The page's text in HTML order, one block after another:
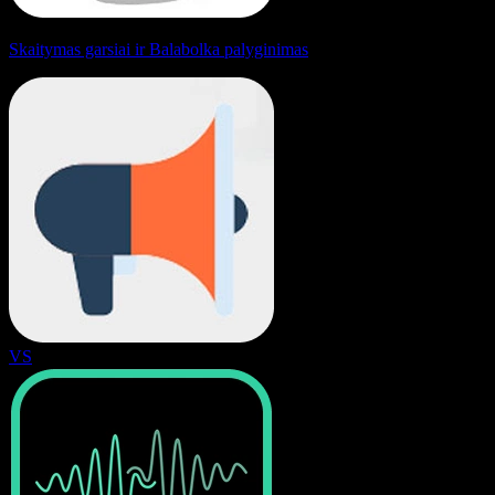
Skaitymas garsiai ir Balabolka palyginimas
VS